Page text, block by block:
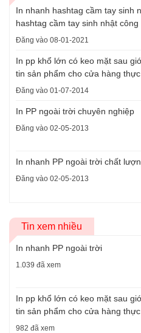
In nhanh hashtag cầm tay sinh
hashtag cầm tay sinh nhật
Đăng vào 08-01-2021
In pp khổ lớn có keo mặt sau
tin sản phẩm cho cửa hàng
Đăng vào 01-07-2014
In PP ngoài trời chuyên nghiệp
Đăng vào 02-05-2013
In nhanh PP ngoài trời chất
Đăng vào 02-05-2013
Tin xem nhiều
In nhanh PP ngoài trời
1.039 đã xem
In pp khổ lớn có keo mặt sau
tin sản phẩm cho cửa hàng
982 đã xem